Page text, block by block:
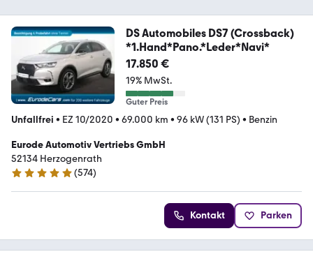
DS Automobiles DS7 (Crossback)
*1.Hand*Pano.*Leder*Navi*
17.850 €
19% MwSt.
Guter Preis
Unfallfrei • EZ 10/2020 • 69.000 km • 96 kW (131 PS) • Benzin
Eurode Automotiv Vertriebs GmbH
52134 Herzogenrath
4.8 Sterne
(574)
Kontakt Parken